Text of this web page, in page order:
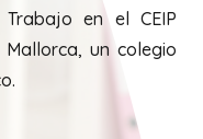
en el CEIP
un colegio